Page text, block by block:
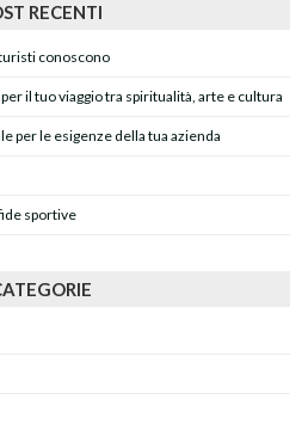
RECENTI
conoscono
il tuo viaggio tra spiritualità, arte e cultura
per le esigenze della tua azienda
sportive